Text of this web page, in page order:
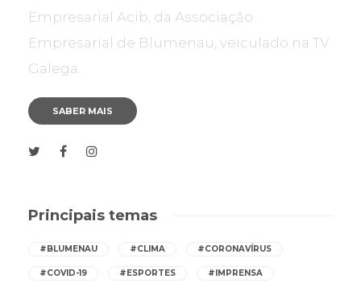
Empresarial Acib, da Associação
Empresarial de Blumenau, veiculado na TV
Galega.
SABER MAIS
Principais temas
#BLUMENAU #CLIMA #CORONAVÍRUS
#COVID-19 #ESPORTES #IMPRENSA